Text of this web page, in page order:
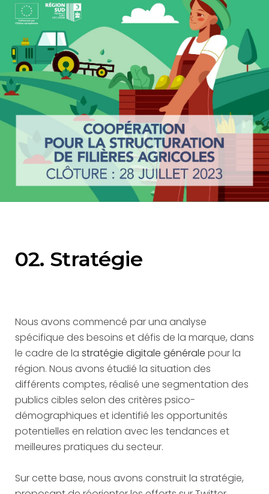
02. Stratégie
Nous avons commencé par una analyse
spécifique des besoins et défis de la marque, dans
le cadre de la stratégie digitale générale pour la
région. Nous avons étudié la situation des
différents comptes, réalisé une segmentation des
publics cibles selon des critères psico-
démographiques et identifié les opportunités
potentielles en relation avec les tendances et
meilleures pratiques du secteur.
Sur cette base, nous avons construit la stratégie,